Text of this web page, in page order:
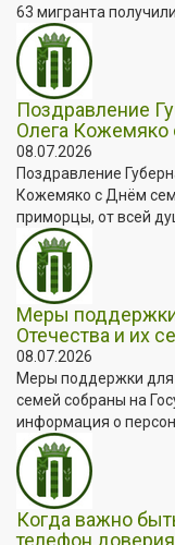
63 мигранта
Поздравление
Олега Кожемяко
08.07.2026
Поздравление
Кожемяко с Днём
приморцы, от всей
Меры
Отечества и их
08.07.2026
Меры поддержки для
семей собраны на
информация о
Когда важно
телефон